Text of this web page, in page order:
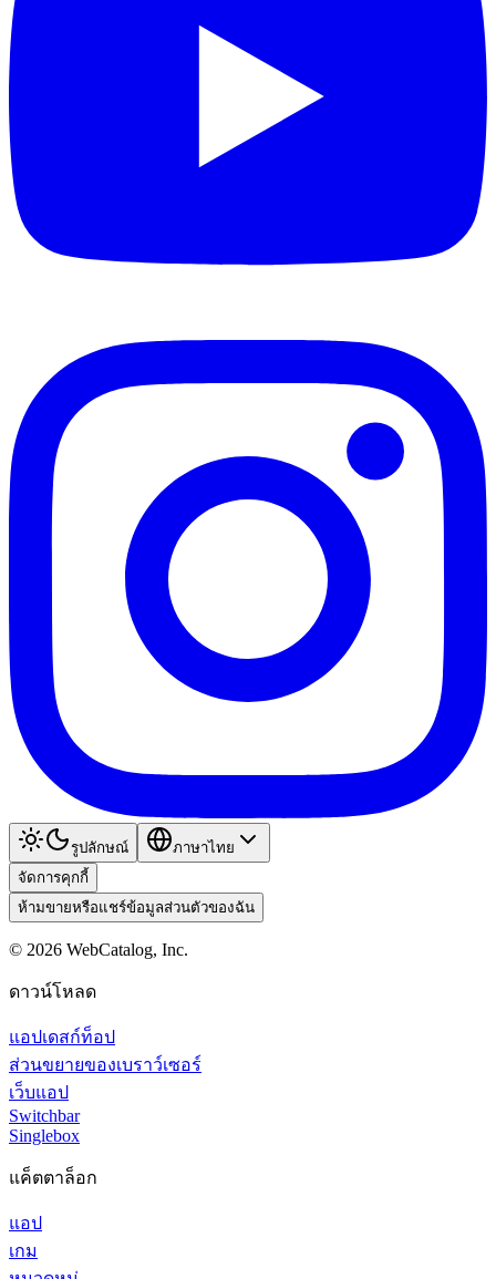
รูปลักษณ์
ภาษาไทย
จัดการคุกกี้
ห้ามขายหรือแชร์ข้อมูลส่วนตัวของฉัน
© 2026 WebCatalog, Inc.
ดาวน์โหลด
แอปเดสก์ท็อป
ส่วนขยายของเบราว์เซอร์
เว็บแอป
Switchbar
Singlebox
แค็ตตาล็อก
แอป
เกม